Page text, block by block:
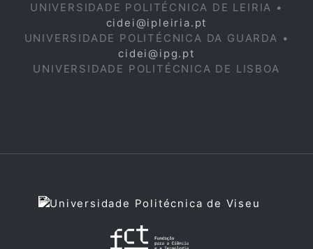
UNIVERSIDADE POLITÉCNICA DE LEIRIA •
cidei@ipleiria.pt
UNIVERSIDADE POLITÉCNICA DA GUARDA •
cidei@ipg.pt
UNIVERSIDADE POLITÉCNICA DE LISBOA